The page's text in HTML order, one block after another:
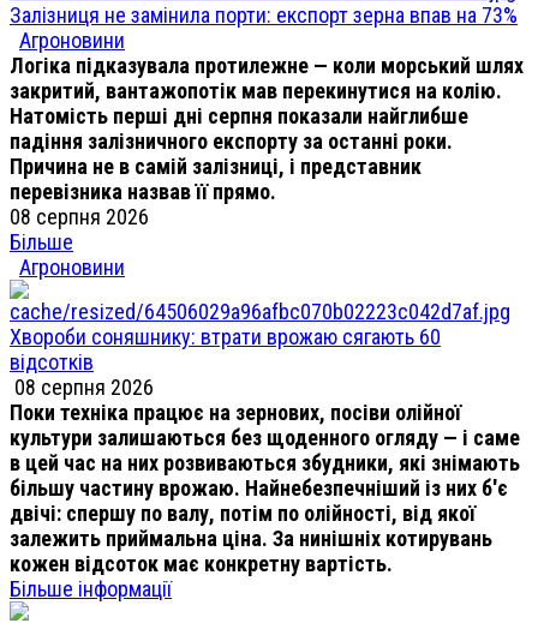
Залізниця не замінила порти: експорт зерна впав на 73%
Агроновини
Логіка підказувала протилежне — коли морський шлях
закритий, вантажопотік мав перекинутися на колію.
Натомість перші дні серпня показали найглибше
падіння залізничного експорту за останні роки.
Причина не в самій залізниці, і представник
перевізника назвав її прямо.
08 серпня 2026
Більше
Агроновини
Хвороби соняшнику: втрати врожаю сягають 60
відсотків
08 серпня 2026
Поки техніка працює на зернових, посіви олійної
культури залишаються без щоденного огляду — і саме
в цей час на них розвиваються збудники, які знімають
більшу частину врожаю. Найнебезпечніший із них б'є
двічі: спершу по валу, потім по олійності, від якої
залежить приймальна ціна. За нинішніх котирувань
кожен відсоток має конкретну вартість.
Більше інформації